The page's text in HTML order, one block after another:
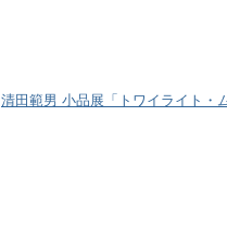
清田範男 小品展「トワイライト・